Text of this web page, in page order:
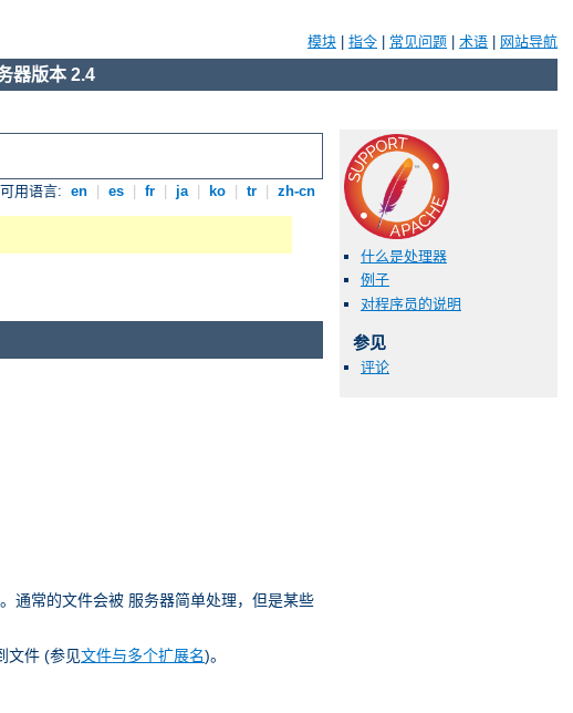
模块 指令 常见问题 术语 网站导航
器版本 2.4
可用语言: en es fr ja ko tr zh-cn
什么是处理器
例子
对程序员的说明
参见
评论
通常的文件会被 服务器简单处理，但是某些
文件 (参见文件与多个扩展名)。